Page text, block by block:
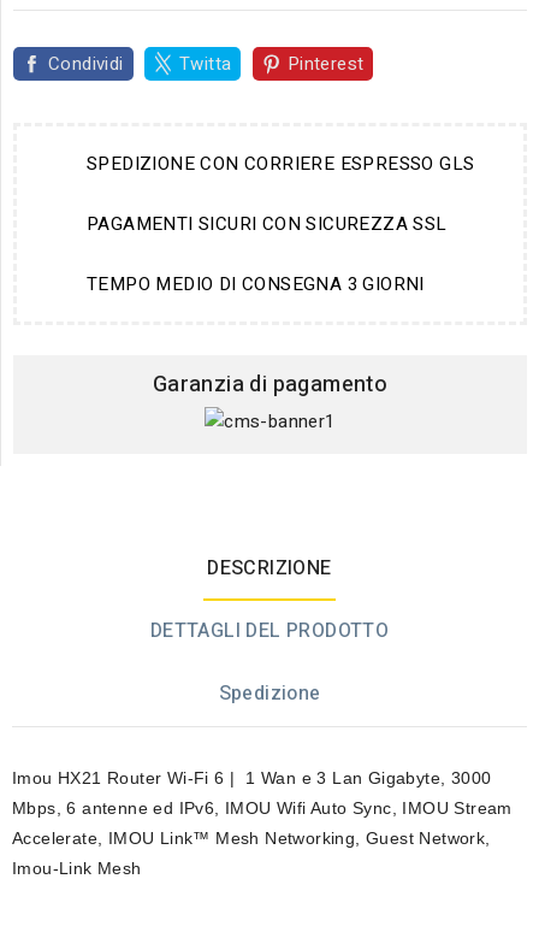
Condividi Twitta Pinterest
SPEDIZIONE CON CORRIERE ESPRESSO GLS
PAGAMENTI SICURI CON SICUREZZA SSL
TEMPO MEDIO DI CONSEGNA 3 GIORNI
Garanzia di pagamento
DESCRIZIONE
DETTAGLI DEL PRODOTTO
Spedizione
Imou HX21 Router Wi-Fi 6 | 1 Wan e 3 Lan Gigabyte, 3000
Mbps, 6 antenne ed IPv6, IMOU Wifi Auto Sync, IMOU Stream
Accelerate, IMOU Link™ Mesh Networking, Guest Network,
Imou-Link Mesh